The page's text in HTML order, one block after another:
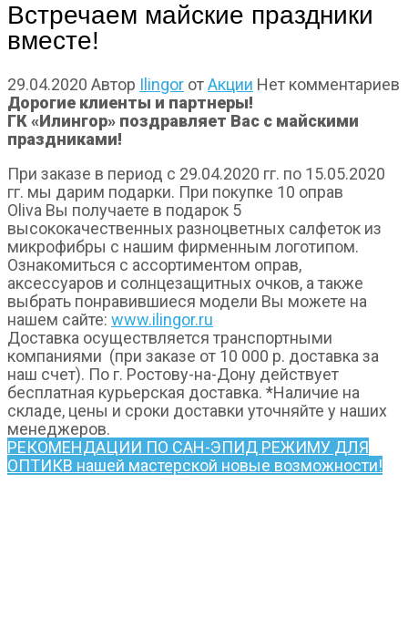
Встречаем майские праздники
вместе!
29.04.2020 Автор Ilingor отАкции Нет комментариев
Дорогие клиенты и партнеры!
ГК «Илингор» поздравляет Вас с майскими
праздниками!
При заказе в период с 29.04.2020 гг. по 15.05.2020
гг. мы дарим подарки. При покупке 10 оправ
Oliva Вы получаете в подарок 5
высококачественных разноцветных салфеток из
микрофибры с нашим фирменным логотипом.
Ознакомиться с ассортиментом оправ,
аксессуаров и солнцезащитных очков, а также
выбрать понравившиеся модели Вы можете на
нашем сайте: www.ilingor.ru
Доставка осуществляется транспортными
компаниями (при заказе от 10 000 р. доставка за
наш счет). По г. Ростову-на-Дону действует
бесплатная курьерская доставка. *Наличие на
складе, цены и сроки доставки уточняйте у наших
менеджеров.
РЕКОМЕНДАЦИИ ПО САН-ЭПИД РЕЖИМУ ДЛЯ
ОПТИКВ нашей мастерской новые возможности!